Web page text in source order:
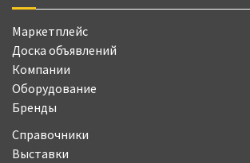
Маркетплейс
Доска объявлений
Компании
Оборудование
Бренды
Справочники
Выставки